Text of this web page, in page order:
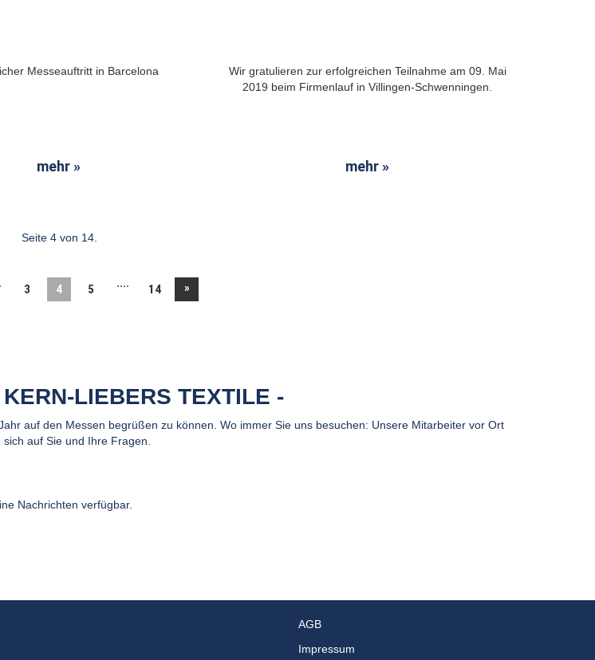
Messeauftritt in Barcelona
mehr »
Wir gratulieren zur erfolgreichen Teilnahme am 09. Mai
2019 beim Firmenlauf in Villingen-Schwenningen.
mehr »
Seite 4 von 14.
3 4 5 .... 14 »
LIEBERS TEXTILE
auf den Messen begrüßen zu können. Wo immer Sie uns besuchen: Unsere Mitarbeiter vor Ort
sich auf Sie und Ihre Fragen.
Nachrichten verfügbar.
AGB
Impressum